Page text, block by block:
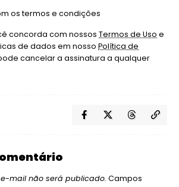
os termos e condições
concorda com nossos Termos de Uso e
de dados em nosso Política de
cancelar a assinatura a qualquer
mail não será publicado. Campos